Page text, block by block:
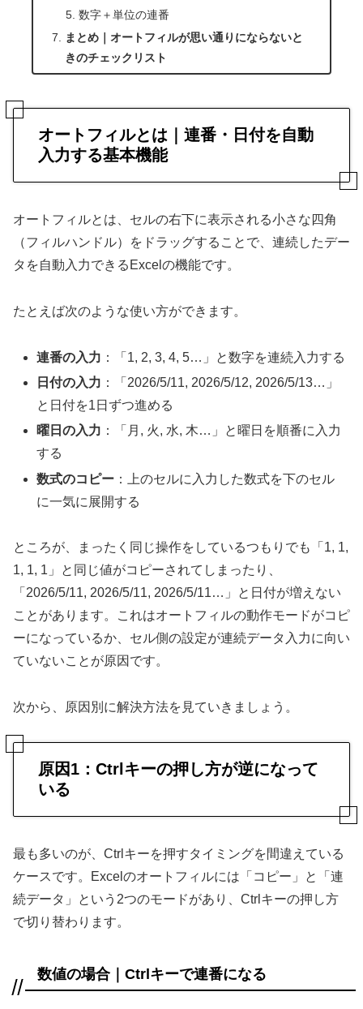
数字＋単位の連番
まとめ｜オートフィルが思い通りにならないと
きのチェックリスト
オートフィルとは｜連番・日付を自動
入力する基本機能
オートフィルとは、セルの右下に表示される小さな四角
（フィルハンドル）をドラッグすることで、連続したデー
タを自動入力できるExcelの機能です。
たとえば次のような使い方ができます。
連番の入力 ：「1, 2, 3, 4, 5…」と数字を連続入力する
日付の入力 ：「2026/5/11, 2026/5/12, 2026/5/13…」
と日付を1日ずつ進める
曜日の入力 ：「月, 火, 水, 木…」と曜日を順番に入力
する
数式のコピー ：上のセルに入力した数式を下のセル
に一気に展開する
ところが、まったく同じ操作をしているつもりでも「1, 1,
1, 1, 1」と同じ値がコピーされてしまったり、
「2026/5/11, 2026/5/11, 2026/5/11…」と日付が増えない
ことがあります。これはオートフィルの動作モードがコピ
ーになっているか、セル側の設定が連続データ入力に向い
ていないことが原因です。
次から、原因別に解決方法を見ていきましょう。
原因1：Ctrlキーの押し方が逆になって
いる
最も多いのが、Ctrlキーを押すタイミングを間違えている
ケースです。Excelのオートフィルには「コピー」と「連
続データ」という2つのモードがあり、Ctrlキーの押し方
で切り替わります。
数値の場合｜Ctrlキーで連番になる